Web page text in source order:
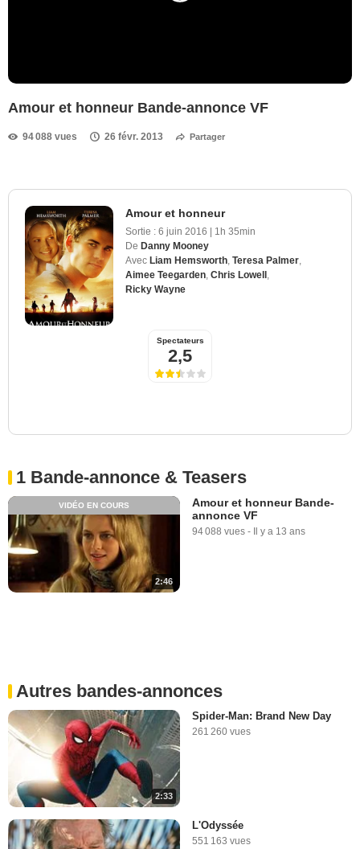
Amour et honneur Bande-annonce VF
94 088 vues 26 févr. 2013 Partager
Amour et honneur
Sortie : 6 juin 2016 | 1h 35min
De Danny Mooney
Avec Liam Hemsworth Teresa Palmer
Aimee Teegarden Chris Lowell
Ricky Wayne
Spectateurs
2,5
1 Bande-annonce & Teasers
2:46
VIDÉO EN COURS
Amour et honneur Bande-
annonce VF
94 088 vues - Il y a 13 ans
Autres bandes-annonces
2:33
Spider-Man: Brand New Day
261 260 vues
L'Odyssée
551 163 vues